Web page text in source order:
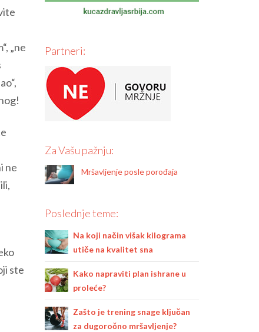
„ne
ne
ste
Partneri:
Za Vašu pažnju:
Mršavljenje posle porođaja
Poslednje teme:
Na koji način višak kilograma
utiče na kvalitet sna
Kako napraviti plan ishrane u
proleće?
Zašto je trening snage ključan
za dugoročno mršavljenje?